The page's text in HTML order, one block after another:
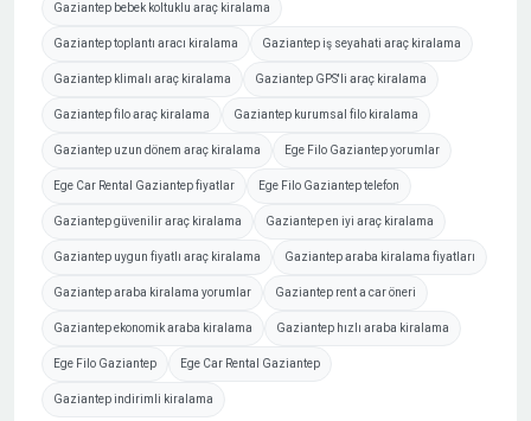
Gaziantep bebek koltuklu araç kiralama
Gaziantep toplantı aracı kiralama Gaziantep iş seyahati araç kiralama
Gaziantep klimalı araç kiralama Gaziantep GPS'li araç kiralama
Gaziantep filo araç kiralama Gaziantep kurumsal filo kiralama
Gaziantep uzun dönem araç kiralama Ege Filo Gaziantep yorumlar
Ege Car Rental Gaziantep fiyatlar Ege Filo Gaziantep telefon
Gaziantep güvenilir araç kiralama Gaziantep en iyi araç kiralama
Gaziantep uygun fiyatlı araç kiralama Gaziantep araba kiralama fiyatları
Gaziantep araba kiralama yorumlar Gaziantep rent a car öneri
Gaziantep ekonomik araba kiralama Gaziantep hızlı araba kiralama
Ege Filo Gaziantep Ege Car Rental Gaziantep
Gaziantep indirimli kiralama